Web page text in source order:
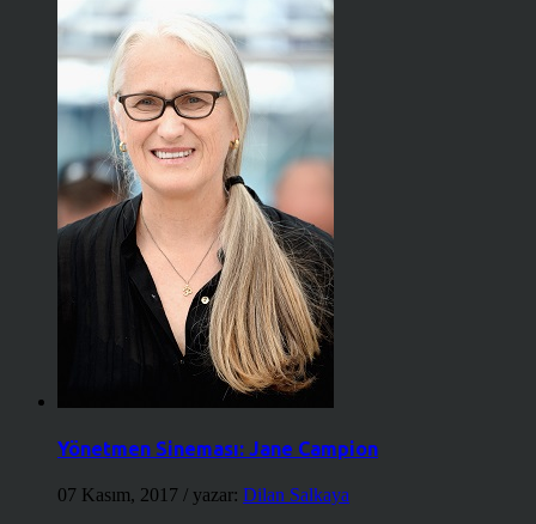
Yönetmen Sineması: Jane Campion
07 Kasım, 2017 / yazar: Dilan Salkaya